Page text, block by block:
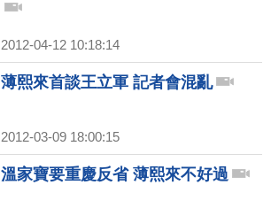
2012-04-12 10:18:14
薄熙來首談王立軍 記者會混亂
2012-03-09 18:00:15
溫家寶要重慶反省 薄熙來不好過